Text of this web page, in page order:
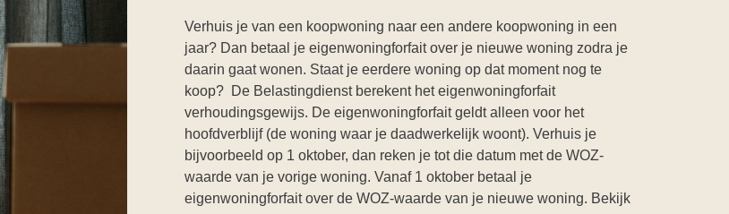
Verhuis je van een koopwoning naar een andere koopwoning in een
jaar? Dan betaal je eigenwoningforfait over je nieuwe woning zodra je
daarin gaat wonen. Staat je eerdere woning op dat moment nog te
koop? De Belastingdienst berekent het eigenwoningforfait
verhoudingsgewijs. De eigenwoningforfait geldt alleen voor het
hoofdverblijf (de woning waar je daadwerkelijk woont). Verhuis je
bijvoorbeeld op 1 oktober, dan reken je tot die datum met de WOZ-
waarde van je vorige woning. Vanaf 1 oktober betaal je
eigenwoningforfait over de WOZ-waarde van je nieuwe woning. Bekijk